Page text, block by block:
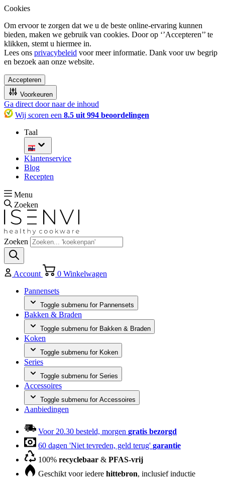
Cookies
Om ervoor te zorgen dat we u de beste online-ervaring kunnen
bieden, maken we gebruik van cookies. Door op ‘’Accepteren’’ te
klikken, stemt u hiermee in.
Lees ons privacybeleid voor meer informatie. Dank voor uw begrip
en bezoek aan onze website.
Accepteren
Voorkeuren
Ga direct door naar de inhoud
Wij scoren een 8.5 uit 994 beoordelingen
Taal
nl
Klantenservice
Blog
Recepten
Menu
Zoeken
Zoeken
Account 0 Winkelwagen
Pannensets
Toggle submenu for Pannensets
Bakken & Braden
Toggle submenu for Bakken & Braden
Koken
Toggle submenu for Koken
Series
Toggle submenu for Series
Accessoires
Toggle submenu for Accessoires
Aanbiedingen
Voor 20.30 besteld, morgen gratis bezorgd
60 dagen 'Niet tevreden, geld terug' garantie
100% recyclebaar & PFAS-vrij
Geschikt voor iedere hittebron, inclusief inductie